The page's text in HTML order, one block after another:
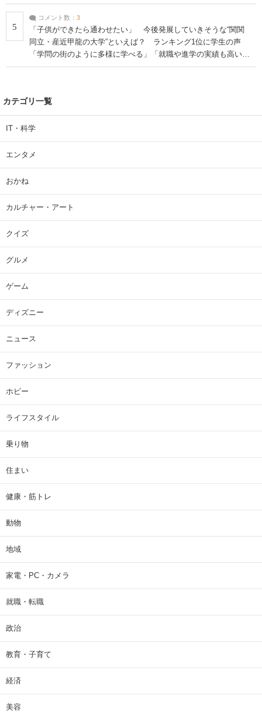
5
コメント数： 3
「子供ができたら通わせたい」 今後発展していきそうな“関関
同立・産近甲龍の大学”といえば？ ランキング1位に学生の声
「学問の街のように多様に学べる」「就職や進学の実績も高い」
| 大学 ねとらぼリサーチ
カテゴリ一覧
IT・科学
エンタメ
おかね
カルチャー・アート
クイズ
グルメ
ゲーム
ディズニー
ニュース
ファッション
ホビー
ライフスタイル
乗り物
住まい
健康・筋トレ
動物
地域
家電・PC・カメラ
就職・転職
政治
教育・子育て
経済
美容